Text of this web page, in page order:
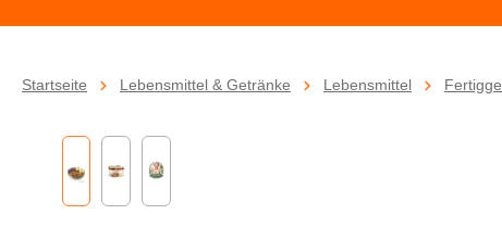
Startseite Lebensmittel & Getränke Lebensmittel
Bildergalerie überspringen